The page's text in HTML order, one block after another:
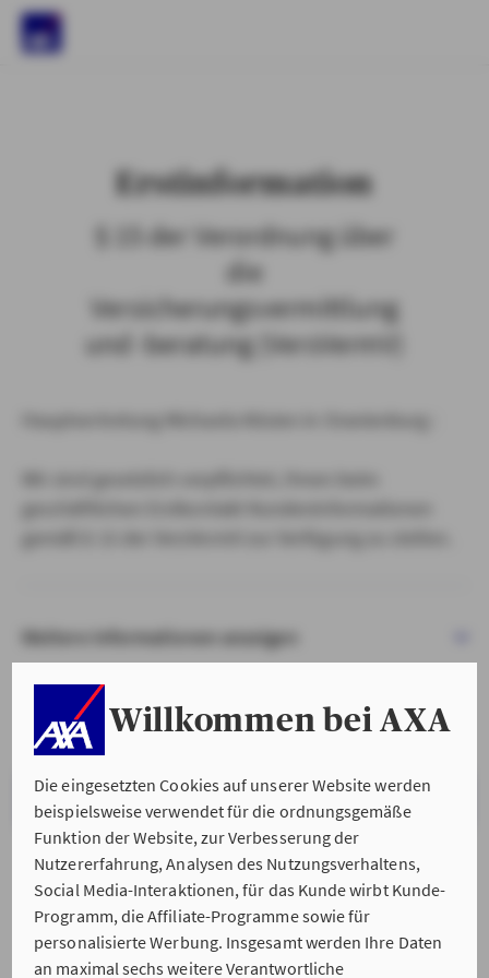
Willkommen bei AXA
Die eingesetzten Cookies auf unserer Website werden
beispielsweise verwendet für die ordnungsgemäße
Funktion der Website, zur Verbesserung der
Nutzererfahrung, Analysen des Nutzungsverhaltens,
Social Media-Interaktionen, für das Kunde wirbt Kunde-
Programm, die Affiliate-Programme sowie für
personalisierte Werbung. Insgesamt werden Ihre Daten
an maximal sechs weitere Verantwortliche
Erstinformation
§ 15 der Verordnung über
die
Versicherungsvermittlung
und -beratung (VersVermV)
Weitere Informationen anzeigen
VERSTANDEN & WEITER